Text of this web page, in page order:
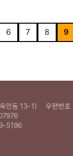
6 7 8 9
인동 13-1) 우편번호
5196